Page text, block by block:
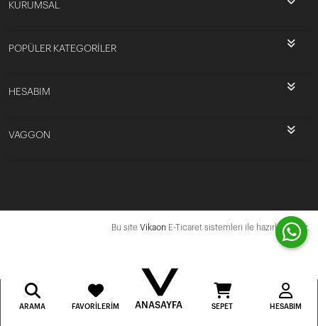
KURUMSAL
POPÜLER KATEGORİLER
HESABIM
VAGGON
Bu site Vikaon E-Ticaret sistemleri ile hazırlanmıştır.
ARAMA FAVORILERIM ANASAYFA SEPET HESABIM